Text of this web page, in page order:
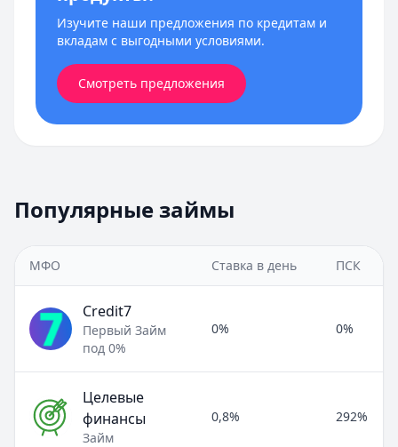
Изучите наши предложения по кредитам и
вкладам с выгодными условиями.
Смотреть предложения
Популярные займы
МФО Ставка в день ПСК
Credit7
Первый Займ
под 0%
0% 0%
Целевые
финансы
Займ
0,8% 292%